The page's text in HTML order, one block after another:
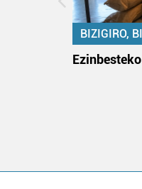
BIZIGIRO,